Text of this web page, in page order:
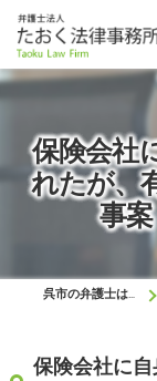
保険会社
れたが、
事
呉市の弁護士はたおく法律事務所
保険会社に